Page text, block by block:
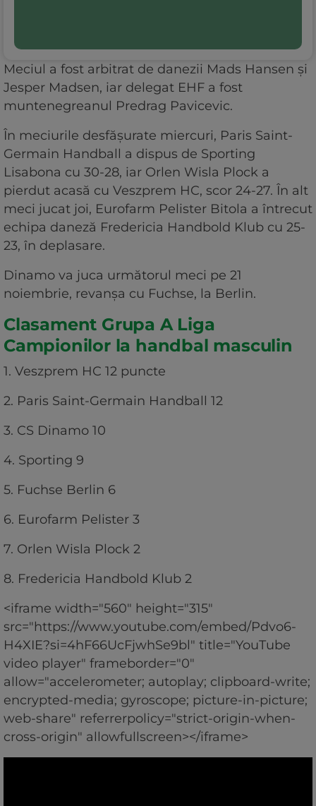
Meciul a fost arbitrat de danezii Mads Hansen şi
Jesper Madsen, iar delegat EHF a fost
muntenegreanul Predrag Pavicevic.
În meciurile desfăşurate miercuri, Paris Saint-
Germain Handball a dispus de Sporting
Lisabona cu 30-28, iar Orlen Wisla Plock a
pierdut acasă cu Veszprem HC, scor 24-27. În alt
meci jucat joi, Eurofarm Pelister Bitola a întrecut
echipa daneză Fredericia Handbold Klub cu 25-
23, în deplasare.
Dinamo va juca următorul meci pe 21
noiembrie, revanşa cu Fuchse, la Berlin.
Clasament Grupa A Liga
Campionilor la handbal masculin
1. Veszprem HC 12 puncte
2. Paris Saint-Germain Handball 12
3. CS Dinamo 10
4. Sporting 9
5. Fuchse Berlin 6
6. Eurofarm Pelister 3
7. Orlen Wisla Plock 2
8. Fredericia Handbold Klub 2
<iframe width="560" height="315"
src="https://www.youtube.com/embed/Pdvo6-
H4XIE?si=4hF66UcFjwhSe9bl" title="YouTube
video player" frameborder="0"
allow="accelerometer; autoplay; clipboard-write;
encrypted-media; gyroscope; picture-in-picture;
web-share" referrerpolicy="strict-origin-when-
cross-origin" allowfullscreen></iframe>